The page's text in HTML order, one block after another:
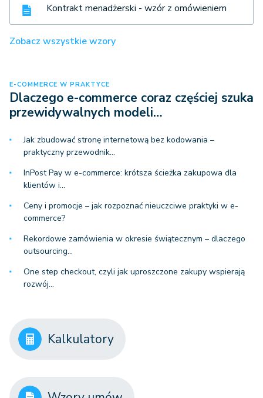
Kontrakt menadżerski - wzór z omówieniem
Zobacz wszystkie wzory
E-COMMERCE W PRAKTYCE
Dlaczego e-commerce coraz częściej szuka
przewidywalnych modeli…
Jak zbudować stronę internetową bez kodowania –
praktyczny przewodnik…
InPost Pay w e-commerce: krótsza ścieżka zakupowa dla
klientów i…
Ceny i promocje – jak rozpoznać nieuczciwe praktyki w e-
commerce?
Rekordowe zamówienia w okresie świątecznym – dlaczego
outsourcing…
One step checkout, czyli jak uproszczone zakupy wspierają
rozwój…
Kalkulatory